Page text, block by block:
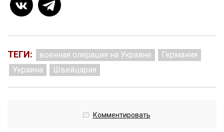
ТЕГИ: военная операция на Украине
Германия
Украина
Швейцария
Комментировать